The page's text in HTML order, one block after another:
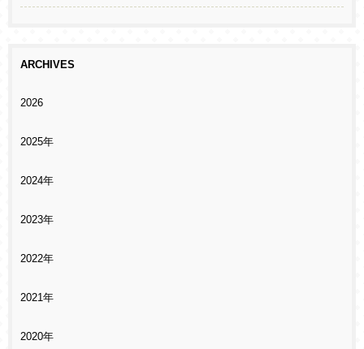
ARCHIVES
2026
2025年
2024年
2023年
2022年
2021年
2020年